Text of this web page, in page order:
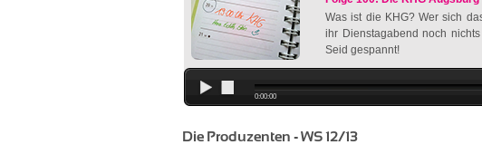
Was ist die KHG? Wer sich
ihr Dienstagabend noch
Seid gespannt!
0:00:00
Die Produzenten - WS 12/13